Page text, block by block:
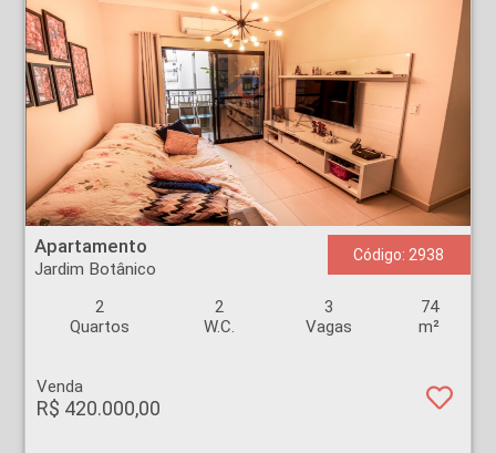
Apartamento - Jardim Botânico - Ribeirão Preto
Apartamento
Jardim Botânico
Código: 2938
2
Quartos
2
W.C.
3
Vagas
74
m²
Venda
R$ 420.000,00